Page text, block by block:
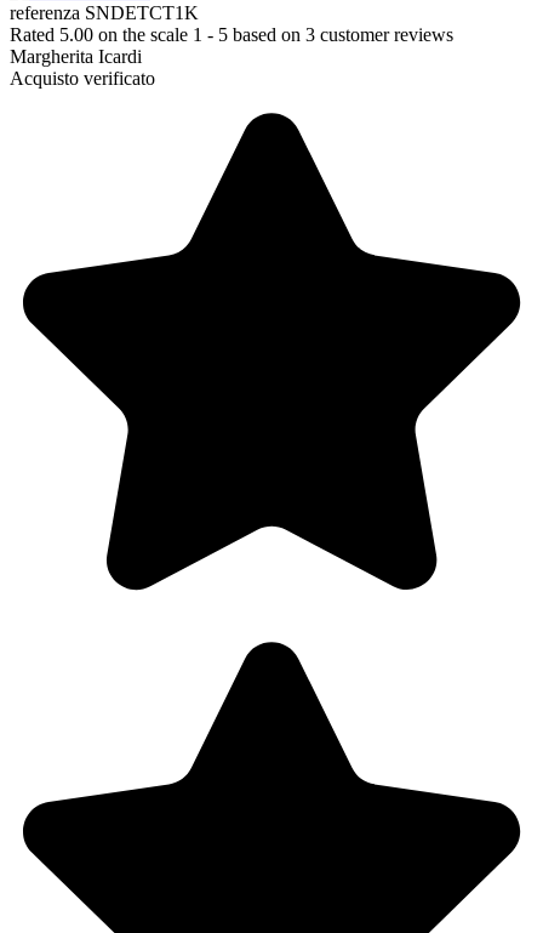
referenza SNDETCT1K
Rated 5.00 on the scale 1 - 5 based on 3 customer reviews
Margherita Icardi
Acquisto verificato